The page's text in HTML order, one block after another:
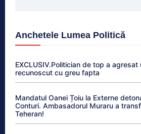
Anchetele Lumea Politică
EXCLUSIV.Politician de top a
recunoscut cu greu fapta
Mandatul Oanei Țoiu la Externe
Conturi. Ambasadorul Muraru a
Teheran!